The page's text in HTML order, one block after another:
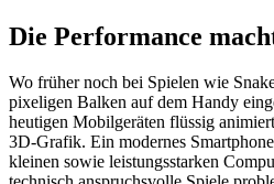
Die Performance
Wo früher noch bei Spielen wie
pixeligen Balken auf dem Handy
heutigen Mobilgeräten flüssig
3D-Grafik. Ein modernes
kleinen sowie leistungsstarken